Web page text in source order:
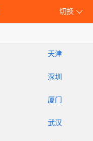
切换
天津
深圳
厦门
武汉